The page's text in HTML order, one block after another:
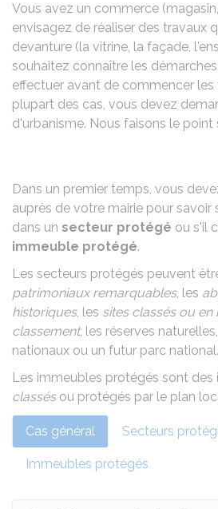
Vous avez un commerce
envisagez de réaliser des travaux
devanture (la vitrine, la façade,
souhaitez connaître les
effectuer avant de commencer les
plupart des cas, vous devez
d'urbanisme. Nous faisons le
Dans un premier temps, vous
auprès de votre mairie pour savoir
dans un secteur protégé ou s'il
immeuble protégé.
Les secteurs protégés peuvent
patrimoniaux remarquables, les
historiques, les sites classés ou en
classement, les réserves
nationaux ou un futur parc national.
Les immeubles protégés sont des
classés ou protégés par le plan
Cas général Secteurs
Immeubles protégés